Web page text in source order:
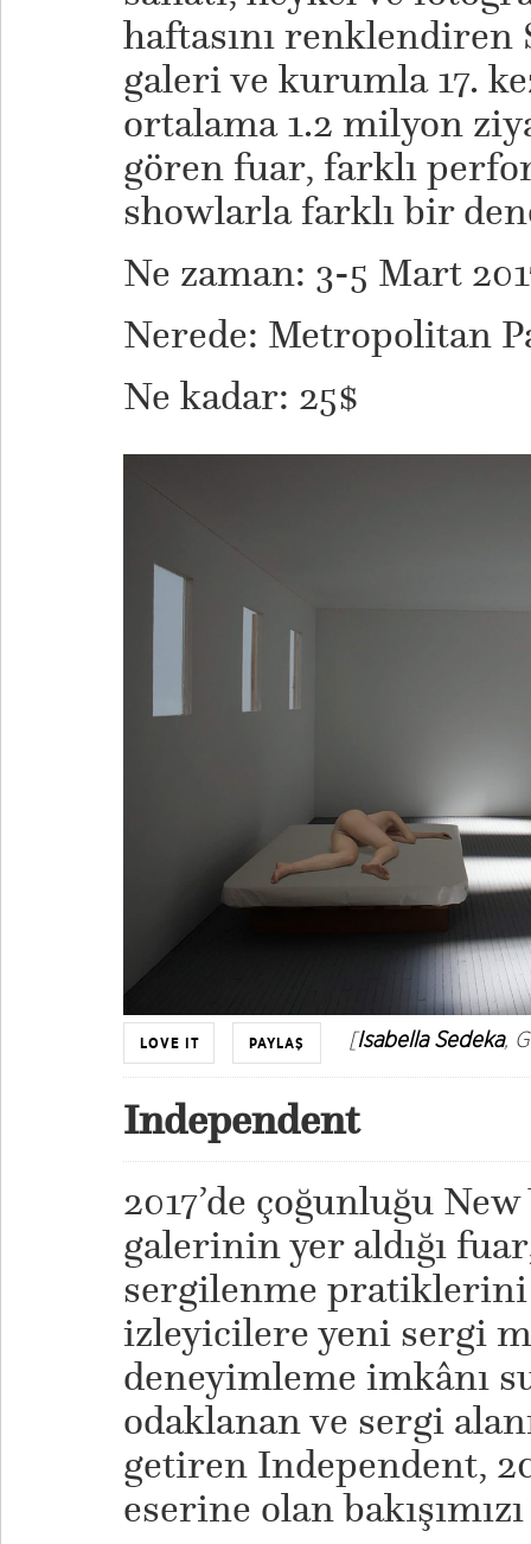
haftasını renklendiren
galeri ve kurumla 17.
ortalama 1.2 milyon
gören fuar, farklı
showlarla farklı bir
Ne zaman: 3-5 Mart
Nerede: Metropolitan
Ne kadar: 25$
LOVE IT PAYLAŞ [Isabella Sedeka,
Independent
2017’de çoğunluğu
galerinin yer aldığı
sergilenme pratiklerini
izleyicilere yeni sergi
deneyimleme imkânı
odaklanan ve sergi
getiren Independent,
eserine olan